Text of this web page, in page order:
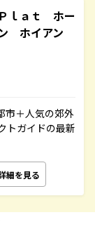
ｌａｔ ホー
ホイアン
市＋人気の郊外
トガイドの最新
細を見る